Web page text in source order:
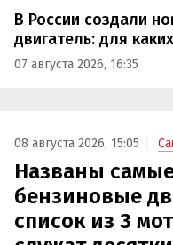
В России создали
двигатель: для
07 августа 2026, 16:35
08 августа 2026, 15:05
Названы
бензиновые
список из 3